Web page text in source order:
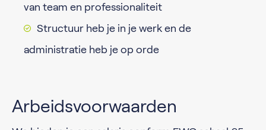
van team en professionaliteit
Structuur heb je in je werk en de
administratie heb je op orde
Arbeidsvoorwaarden